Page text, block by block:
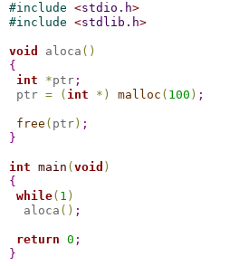
#include <stdio.h>
#include <stdlib.h>
void aloca ( )
{
int
*ptr ;
ptr = ( int * ) malloc ( 100 ) ;
free ( ptr ) ;
}
int main ( void )
{
while( 1 )
  aloca
( ) ;
return 0 ;
}